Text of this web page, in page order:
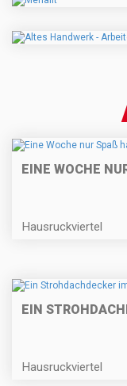
EINE WOCHE
Hausruckviertel
EIN
Hausruckviertel